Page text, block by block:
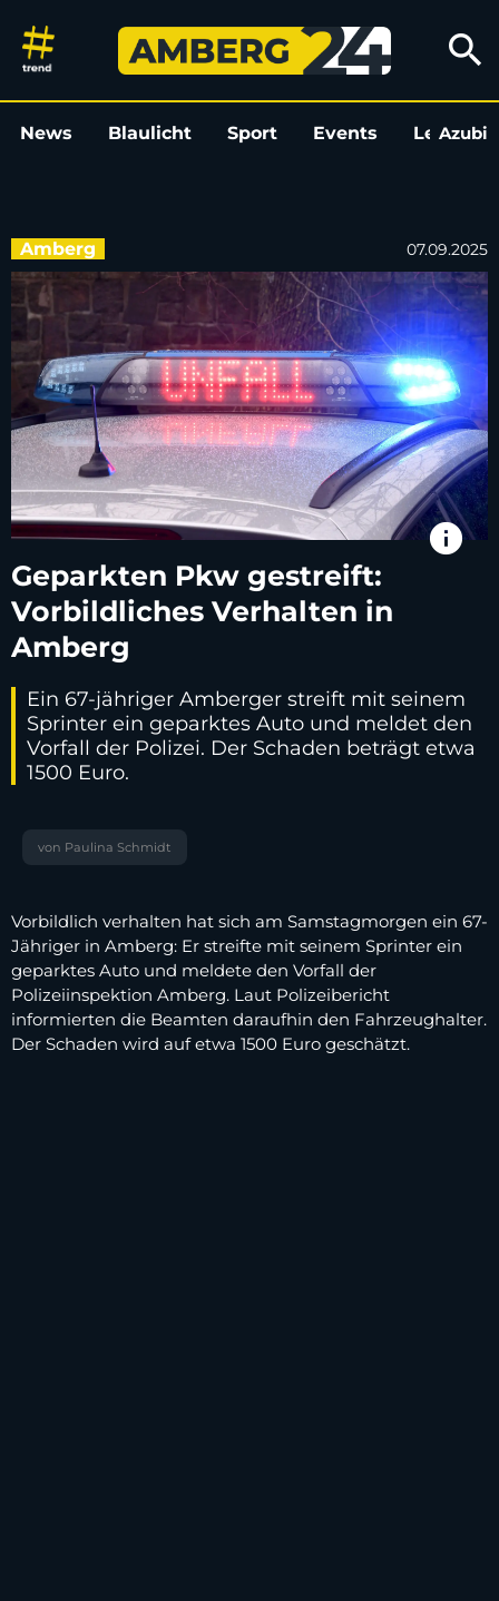
Geparkten Pkw gestreift:
search
News Blaulicht Sport Events LeoAzubi
Amberg 07.09.2025
info
Geparkten Pkw gestreift:
Vorbildliches Verhalten in
Amberg
Ein 67-jähriger Amberger streift mit seinem
Sprinter ein geparktes Auto und meldet den
Vorfall der Polizei. Der Schaden beträgt etwa
1500 Euro.
von Paulina Schmidt
Vorbildlich verhalten hat sich am Samstagmorgen ein 67-
Jähriger in Amberg: Er streifte mit seinem Sprinter ein
geparktes Auto und meldete den Vorfall der
Polizeiinspektion Amberg. Laut Polizeibericht
informierten die Beamten daraufhin den Fahrzeughalter.
Der Schaden wird auf etwa 1500 Euro geschätzt.